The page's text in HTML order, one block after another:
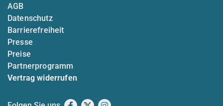
AGB
Datenschutz
Barrierefreiheit
Presse
Preise
Partnerprogramm
Vertrag widerrufen